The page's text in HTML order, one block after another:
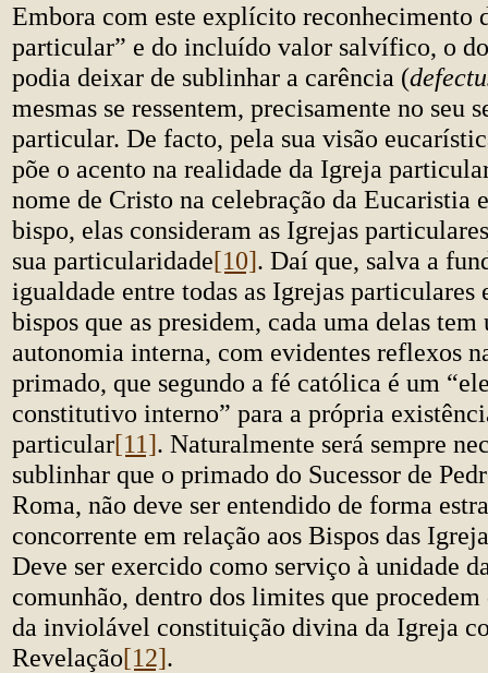
Embora com este explícito reconhecimento
particular” e do incluído valor salvífico, o
podia deixar de sublinhar a carência (
mesmas se ressentem, precisamente no seu
particular. De facto, pela sua visão
põe o acento na realidade da Igreja
nome de Cristo na celebração da Eucaristia
bispo, elas consideram as Igrejas
sua particularidade[10]. Daí que, salva a
igualdade entre todas as Igrejas particulares
bispos que as presidem, cada uma delas
autonomia interna, com evidentes reflexos
primado, que segundo a fé católica é um
constitutivo interno” para a própria
particular[11]. Naturalmente será sempre
sublinhar que o primado do Sucessor de
Roma, não deve ser entendido de forma
concorrente em relação aos Bispos das
Deve ser exercido como serviço à unidade
comunhão, dentro dos limites que
da inviolável constituição divina da Igreja
Revelação[12].